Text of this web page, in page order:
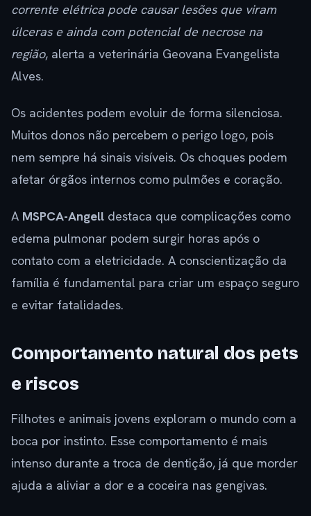
corrente elétrica pode causar lesões que viram
úlceras e ainda com potencial de necrose na
região, alerta a veterinária Geovana Evangelista
Alves.
Os acidentes podem evoluir de forma silenciosa.
Muitos donos não percebem o perigo logo, pois
nem sempre há sinais visíveis. Os choques podem
afetar órgãos internos como pulmões e coração.
A MSPCA-Angell destaca que complicações como
edema pulmonar podem surgir horas após o
contato com a eletricidade. A conscientização da
família é fundamental para criar um espaço seguro
e evitar fatalidades.
Comportamento natural dos pets
e riscos
Filhotes e animais jovens exploram o mundo com a
boca por instinto. Esse comportamento é mais
intenso durante a troca de dentição, já que morder
ajuda a aliviar a dor e a coceira nas gengivas.